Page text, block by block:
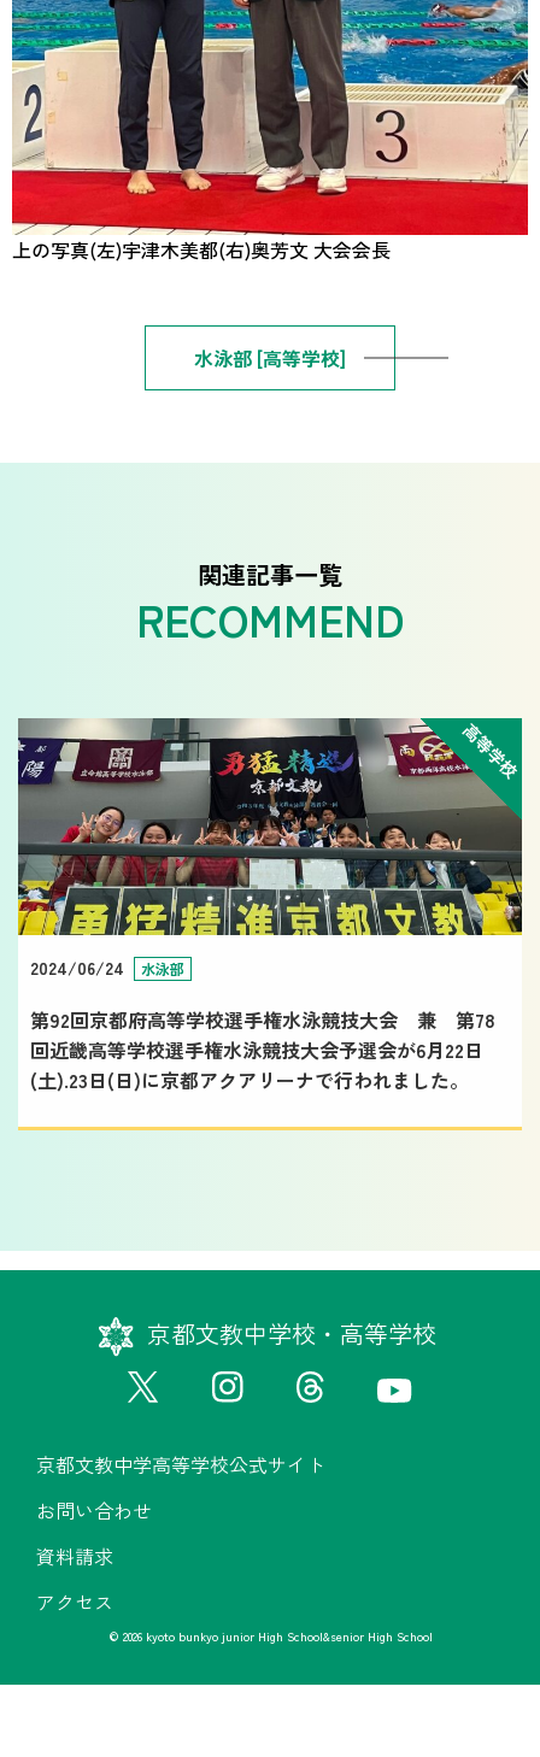
上の写真(左)宇津木美都(右)奥芳文 大会会長
水泳部 [高等学校]
関連記事一覧
高等学校
2024/06/24 水泳部
第92回京都府高等学校選手権水泳競技大会 兼 第78
回近畿高等学校選手権水泳競技大会予選会が6月22日
(土).23日(日)に京都アクアリーナで行われました。
京都文教中学校・高等学校
京都文教中学高等学校公式サイト
お問い合わせ
資料請求
アクセス
© 2026 kyoto bunkyo junior High School&senior High School